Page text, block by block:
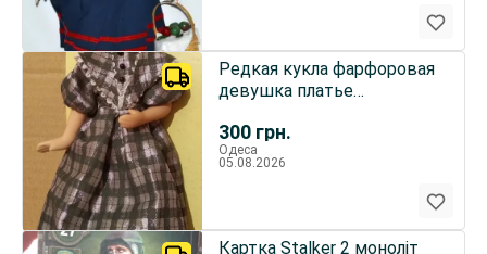
300 грн.
Редкая кукла фарфоровая
девушка платье
Одеса
05.08.2026
Картка Stalker 2 моноліт